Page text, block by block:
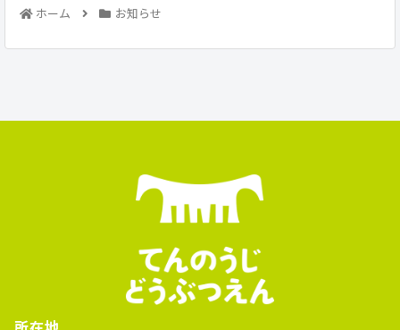
ホーム お知らせ